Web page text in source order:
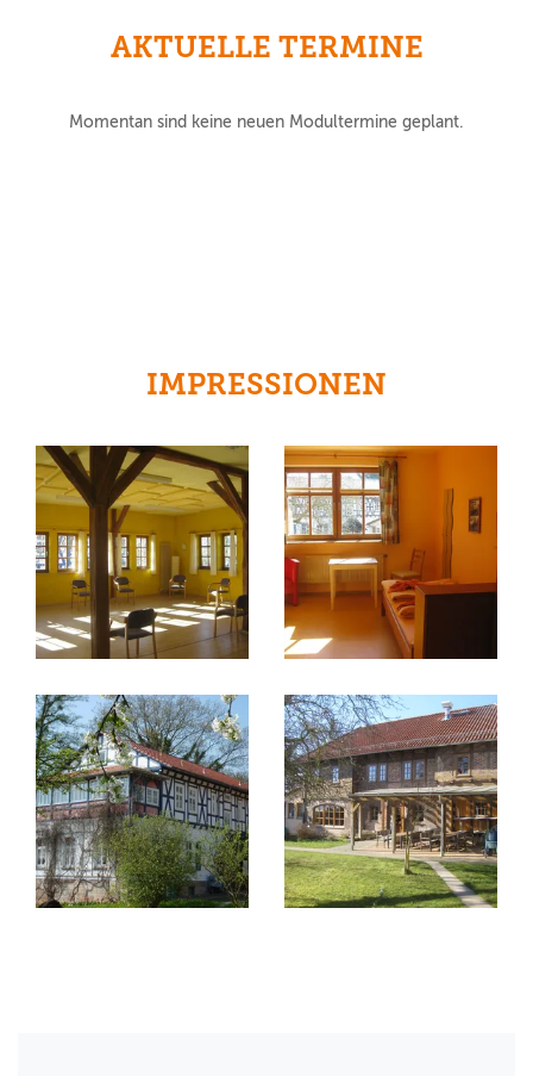
AKTUELLE TERMINE
Momentan sind keine neuen Modultermine geplant.
IMPRESSIONEN